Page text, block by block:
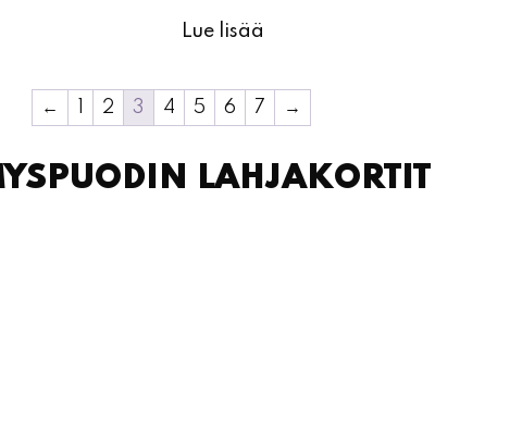
Lue lisää
← 2 3 4 5 6 7 →
LAHJAKORTIT